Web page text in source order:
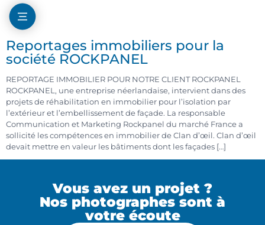
Reportages immobiliers pour la
société ROCKPANEL
REPORTAGE IMMOBILIER POUR NOTRE CLIENT ROCKPANEL
ROCKPANEL, une entreprise néerlandaise, intervient dans des
projets de réhabilitation en immobilier pour l’isolation par
l’extérieur et l’embellissement de façade. La responsable
Communication et Marketing Rockpanel du marché France a
sollicité les compétences en immobilier de Clan d’œil. Clan d’œil
devait mettre en valeur les bâtiments dont les façades […]
Vous avez un projet ?
Nos photographes sont à
votre écoute